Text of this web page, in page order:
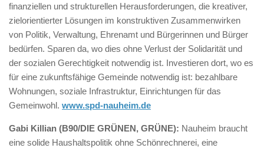
finanziellen und strukturellen Herausforderungen, die kreativer,
zielorientierter Lösungen im konstruktiven Zusammenwirken
von Politik, Verwaltung, Ehrenamt und Bürgerinnen und Bürger
bedürfen. Sparen da, wo dies ohne Verlust der Solidarität und
der sozialen Gerechtigkeit notwendig ist. Investieren dort, wo es
für eine zukunftsfähige Gemeinde notwendig ist: bezahlbare
Wohnungen, soziale Infrastruktur, Einrichtungen für das
Gemeinwohl. www.spd-nauheim.de
Gabi Killian (B90/DIE GRÜNEN, GRÜNE): Nauheim braucht
eine solide Haushaltspolitik ohne Schönrechnerei, eine